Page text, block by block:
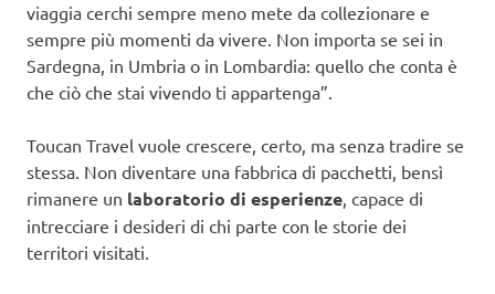
viaggia cerchi sempre meno mete da collezionare e
sempre più momenti da vivere. Non importa se sei in
Sardegna, in Umbria o in Lombardia: quello che conta è
che ciò che stai vivendo ti appartenga”.
Toucan Travel vuole crescere, certo, ma senza tradire se
stessa. Non diventare una fabbrica di pacchetti, bensì
rimanere un laboratorio di esperienze, capace di
intrecciare i desideri di chi parte con le storie dei
territori visitati.